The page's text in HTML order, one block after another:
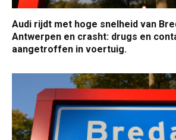
Audi rijdt met hoge snelheid van
Antwerpen en crasht: drugs en
aangetroffen in voertuig.